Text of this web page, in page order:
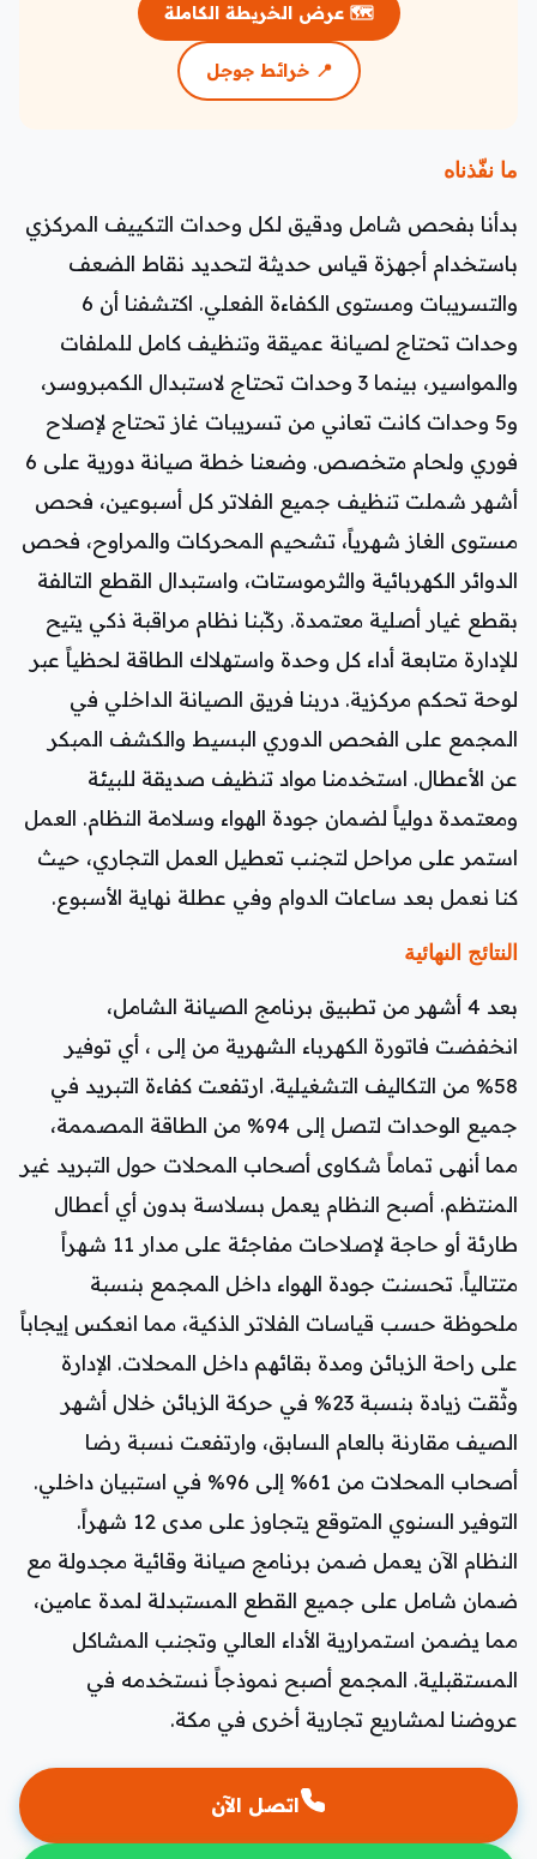
🗺️ عرض الخريطة الكاملة
📍 خرائط جوجل
ما نفّذناه
بدأنا بفحص شامل ودقيق لكل وحدات التكييف المركزي
باستخدام أجهزة قياس حديثة لتحديد نقاط الضعف
والتسريبات ومستوى الكفاءة الفعلي. اكتشفنا أن 6
وحدات تحتاج لصيانة عميقة وتنظيف كامل للملفات
والمواسير، بينما 3 وحدات تحتاج لاستبدال الكمبروسر،
و5 وحدات كانت تعاني من تسريبات غاز تحتاج لإصلاح
فوري ولحام متخصص. وضعنا خطة صيانة دورية على 6
أشهر شملت تنظيف جميع الفلاتر كل أسبوعين، فحص
مستوى الغاز شهرياً، تشحيم المحركات والمراوح، فحص
الدوائر الكهربائية والثرموستات، واستبدال القطع التالفة
بقطع غيار أصلية معتمدة. ركّبنا نظام مراقبة ذكي يتيح
للإدارة متابعة أداء كل وحدة واستهلاك الطاقة لحظياً عبر
لوحة تحكم مركزية. دربنا فريق الصيانة الداخلي في
المجمع على الفحص الدوري البسيط والكشف المبكر
عن الأعطال. استخدمنا مواد تنظيف صديقة للبيئة
ومعتمدة دولياً لضمان جودة الهواء وسلامة النظام. العمل
استمر على مراحل لتجنب تعطيل العمل التجاري، حيث
كنا نعمل بعد ساعات الدوام وفي عطلة نهاية الأسبوع.
النتائج النهائية
بعد 4 أشهر من تطبيق برنامج الصيانة الشامل،
انخفضت فاتورة الكهرباء الشهرية من إلى ، أي توفير
58% من التكاليف التشغيلية. ارتفعت كفاءة التبريد في
جميع الوحدات لتصل إلى 94% من الطاقة المصممة،
مما أنهى تماماً شكاوى أصحاب المحلات حول التبريد غير
المنتظم. أصبح النظام يعمل بسلاسة بدون أي أعطال
طارئة أو حاجة لإصلاحات مفاجئة على مدار 11 شهراً
متتالياً. تحسنت جودة الهواء داخل المجمع بنسبة
ملحوظة حسب قياسات الفلاتر الذكية، مما انعكس إيجاباً
على راحة الزبائن ومدة بقائهم داخل المحلات. الإدارة
وثّقت زيادة بنسبة 23% في حركة الزبائن خلال أشهر
الصيف مقارنة بالعام السابق، وارتفعت نسبة رضا
أصحاب المحلات من 61% إلى 96% في استبيان داخلي.
التوفير السنوي المتوقع يتجاوز على مدى 12 شهراً.
النظام الآن يعمل ضمن برنامج صيانة وقائية مجدولة مع
ضمان شامل على جميع القطع المستبدلة لمدة عامين،
مما يضمن استمرارية الأداء العالي وتجنب المشاكل
المستقبلية. المجمع أصبح نموذجاً نستخدمه في
عروضنا لمشاريع تجارية أخرى في مكة.
اتصل الآن